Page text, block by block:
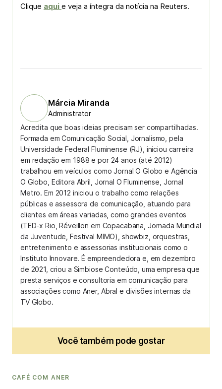
Clique aqui e veja a íntegra da notícia na Reuters.
Márcia Miranda
Administrator
Acredita que boas ideias precisam ser compartilhadas.
Formada em Comunicação Social, Jornalismo, pela
Universidade Federal Fluminense (RJ), iniciou carreira
em redação em 1988 e por 24 anos (até 2012)
trabalhou em veículos como Jornal O Globo e Agência
O Globo, Editora Abril, Jornal O Fluminense, Jornal
Metro. Em 2012 iniciou o trabalho como relações
públicas e assessora de comunicação, atuando para
clientes em áreas variadas, como grandes eventos
(TED-x Rio, Réveillon em Copacabana, Jornada Mundial
da Juventude, Festival MIMO), showbiz, orquestras,
entretenimento e assessorias institucionais como o
Instituto Innovare. É empreendedora e, em dezembro
de 2021, criou a Simbiose Conteúdo, uma empresa que
presta serviços e consultoria em comunicação para
associações como Aner, Abral e divisões internas da
TV Globo.
Você também pode gostar
CAFÉ COM ANER